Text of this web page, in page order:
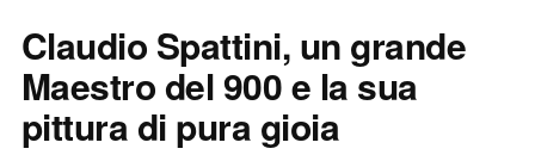
Claudio Spattini, un grande
Maestro del 900 e la sua
pittura di pura gioia